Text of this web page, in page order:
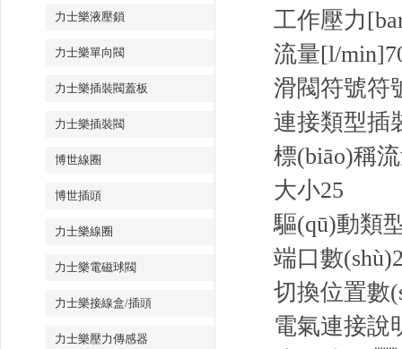
力士樂液壓鎖
力士樂單向閥
力士樂插裝閥蓋板
力士樂插裝閥
博世線圈
博世插頭
力士樂線圈
力士樂電磁球閥
力士樂接線盒/插頭
力士樂壓力傳感器
工作壓力
流量[l/min]
滑閥符號符
連接類型插
標(biāo)稱
大小25
驅(qū)動類
端口數(shù)
切換位置數
電氣連接說